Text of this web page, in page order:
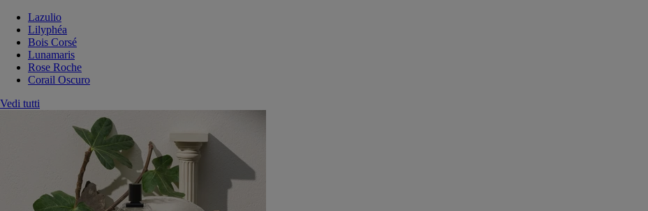
Lazulio
Lilyphéa
Bois Corsé
Lunamaris
Rose Roche
Corail Oscuro
Vedi tutti